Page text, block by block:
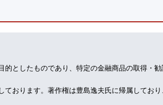
としたものであり、特定の金融商品の取得・
おります。著作権は豊島逸夫氏に帰属してお